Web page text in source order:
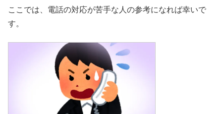
ここでは、電話の対応が苦手な人の参考になれば幸いで
す。